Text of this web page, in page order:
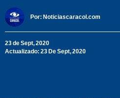
Por: Noticiascaracol.com
23 de Sept, 2020
Actualizado: 23 De Sept, 2020